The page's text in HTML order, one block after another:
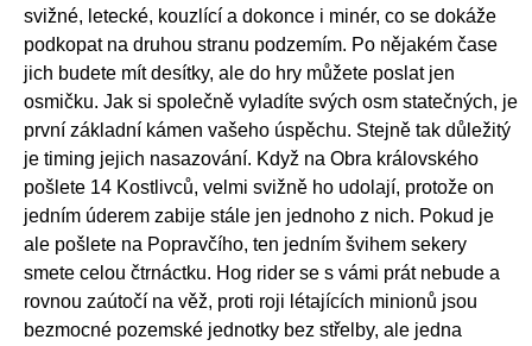
svižné, letecké, kouzlící a dokonce i minér, co se dokáže
podkopat na druhou stranu podzemím. Po nějakém čase
jich budete mít desítky, ale do hry můžete poslat jen
osmičku. Jak si společně vyladíte svých osm statečných, je
první základní kámen vašeho úspěchu. Stejně tak důležitý
je timing jejich nasazování. Když na Obra královského
pošlete 14 Kostlivců, velmi svižně ho udolají, protože on
jedním úderem zabije stále jen jednoho z nich. Pokud je
ale pošlete na Popravčího, ten jedním švihem sekery
smete celou čtrnáctku. Hog rider se s vámi prát nebude a
rovnou zaútočí na věž, proti roji létajících minionů jsou
bezmocné pozemské jednotky bez střelby, ale jedna